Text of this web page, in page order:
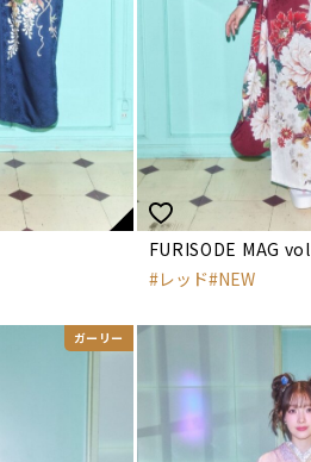
FURISODE MAG
レッド NEW
ガーリー